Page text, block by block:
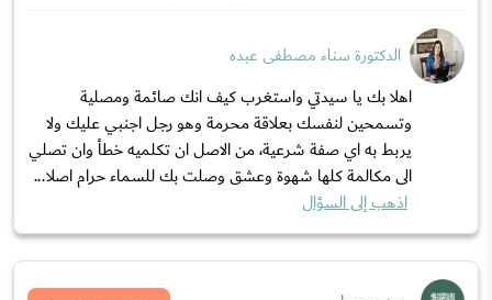
الدكتورة سناء مصطفى عبده
اهلا بك يا سيدتي واستغرب كيف انك صائمة ومصلية
وتسمحين لنفسك بعلاقة محرمة وهو رجل اجنبي عليك ولا
يربط به اي صفة شرعية، من الاصل ان تكلميه خطأ وان تصلي
الى مكالمة كلها شهوة وعشق وصلت بك للسماء حرام اصلا...
اذهب إلى السؤال